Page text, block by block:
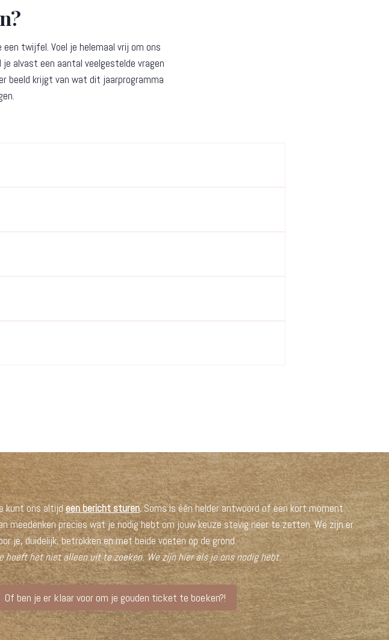
twijfel. Voel je helemaal vrij om ons
je alvast een aantal veelgestelde vragen
beeld krijgt van wat dit jaarprogramma
kunt ons altijdeen bericht sturen.Soms is één helder antwoord of een kort moment
meedenken precies wat je nodig hebt om jouw keuze stevig neer te zetten. We zijn er
je, duidelijk, betrokken en met beide voeten op de grond.
hoeft het niet alleen uit te zoeken. We zijn hier als je ons nodig hebt.
Of ben je er klaar voor om je gouden ticket te boeken?!